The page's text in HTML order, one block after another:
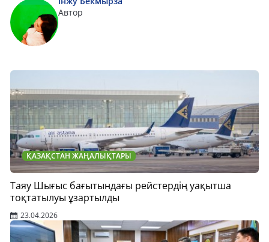
Автор
ҚАЗАҚСТАН ЖАҢАЛЫҚТАРЫ
Таяу Шығыс бағытындағы рейстердің уақытша
тоқтатылуы ұзартылды
23.04.2026